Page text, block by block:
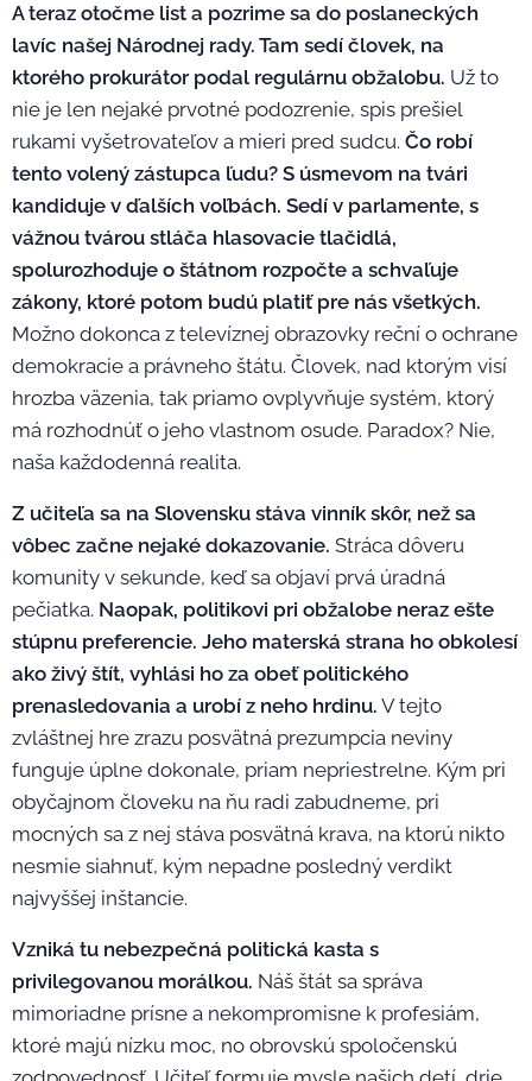
A teraz otočme list a pozrime sa do poslaneckých
lavíc našej Národnej rady. Tam sedí človek, na
ktorého prokurátor podal regulárnu obžalobu. Už to
nie je len nejaké prvotné podozrenie, spis prešiel
rukami vyšetrovateľov a mieri pred sudcu. Čo robí
tento volený zástupca ľudu? S úsmevom na tvári
kandiduje v ďalších voľbách. Sedí v parlamente, s
vážnou tvárou stláča hlasovacie tlačidlá,
spolurozhoduje o štátnom rozpočte a schvaľuje
zákony, ktoré potom budú platiť pre nás všetkých.
Možno dokonca z televíznej obrazovky reční o ochrane
demokracie a právneho štátu. Človek, nad ktorým visí
hrozba väzenia, tak priamo ovplyvňuje systém, ktorý
má rozhodnúť o jeho vlastnom osude. Paradox? Nie,
naša každodenná realita.
Z učiteľa sa na Slovensku stáva vinník skôr, než sa
vôbec začne nejaké dokazovanie. Stráca dôveru
komunity v sekunde, keď sa objaví prvá úradná
pečiatka. Naopak, politikovi pri obžalobe neraz ešte
stúpnu preferencie. Jeho materská strana ho obkolesí
ako živý štít, vyhlási ho za obeť politického
prenasledovania a urobí z neho hrdinu. V tejto
zvláštnej hre zrazu posvätná prezumpcia neviny
funguje úplne dokonale, priam nepriestrelne. Kým pri
obyčajnom človeku na ňu radi zabudneme, pri
mocných sa z nej stáva posvätná krava, na ktorú nikto
nesmie siahnuť, kým nepadne posledný verdikt
najvyššej inštancie.
Vzniká tu nebezpečná politická kasta s
privilegovanou morálkou. Náš štát sa správa
mimoriadne prísne a nekompromisne k profesiám,
ktoré majú nízku moc, no obrovskú spoločenskú